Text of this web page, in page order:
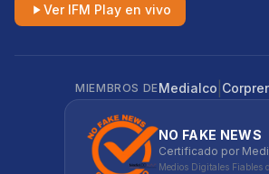
Ver IFM Play en vivo
MIEMBROS DEMedialco
NO FAKE NEWS
Certificado por
Medios Digitales Fiables